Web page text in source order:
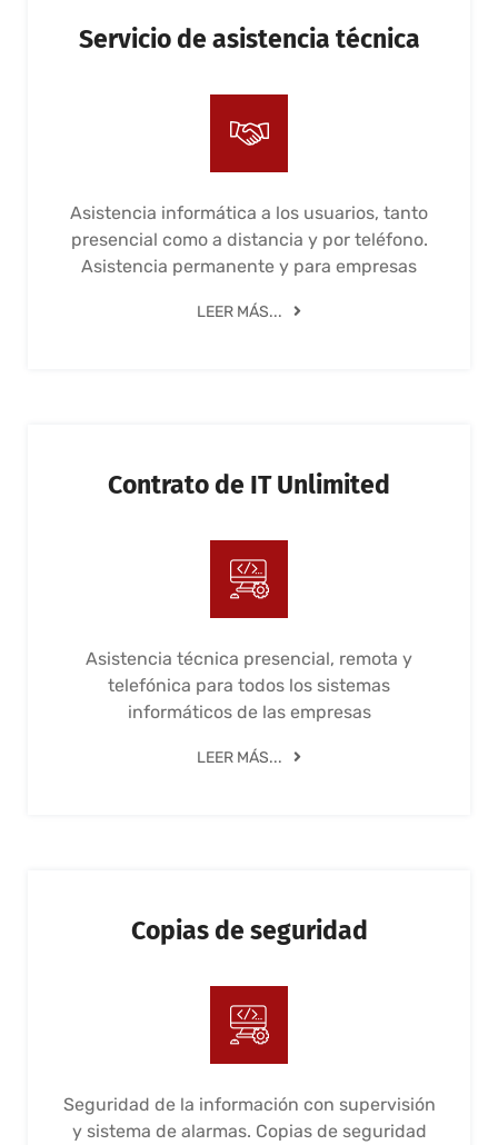
Servicio de asistencia técnica
Asistencia informática a los usuarios, tanto
presencial como a distancia y por teléfono.
Asistencia permanente y para empresas
LEER MÁS...
Contrato de IT Unlimited
Asistencia técnica presencial, remota y
telefónica para todos los sistemas
informáticos de las empresas
LEER MÁS...
Copias de seguridad
Seguridad de la información con supervisión
y sistema de alarmas. Copias de seguridad